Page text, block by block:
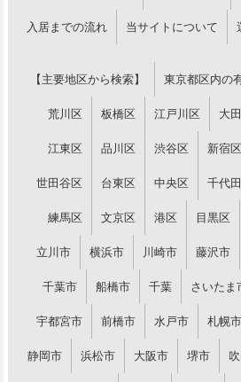
入居までの流れ 当サイトについて
【主要地区から検索】 東京都区内の
荒川区 板橋区 江戸川区 大
江東区 品川区 渋谷区 新宿区
世田谷区 台東区 中央区 千代
練馬区 文京区 港区 目黒区
立川市 横浜市 川崎市 藤沢市
千葉市 船橋市 千葉 さいたま
宇都宮市 前橋市 水戸市 札幌市
静岡市 浜松市 大阪市 堺市